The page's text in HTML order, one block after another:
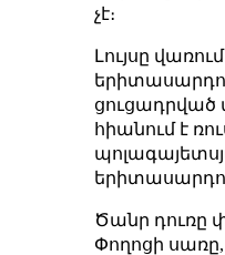
չէ։
Լույսը
ցուցադրված
հիանում է
Ծանր դուռը
Փողոցի